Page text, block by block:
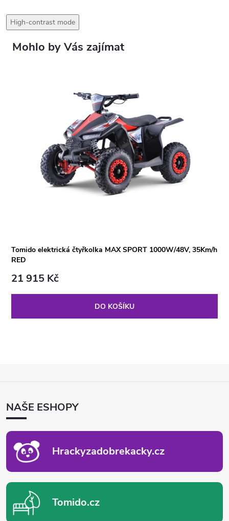
High-contrast mode
Tomido elektrická čtyřkolka MAX SPORT 1000W/48V, 35Km/h
RED
21 915 Kč
DO KOŠÍKU
ANAŠE ESHOPY
Hrackyzadobrekacky.cz
Tomido.cz